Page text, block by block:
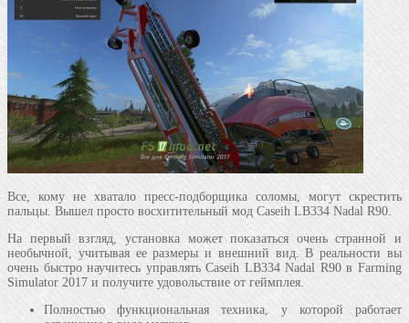
Все, кому не хватало пресс-подборщика соломы, могут скрестить
пальцы. Вышел просто восхитительный мод Caseih LB334 Nadal R90.
На первый взгляд, установка может показаться очень странной и
необычной, учитывая ее размеры и внешний вид. В реальности вы
очень быстро научитесь управлять Caseih LB334 Nadal R90 в Farming
Simulator 2017 и получите удовольствие от геймплея.
Полностью функциональная техника, у которой работает